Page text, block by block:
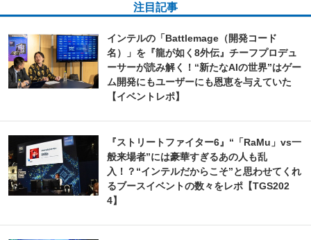
注目記事
インテルの「Battlemage（開発コード
名）」を『龍が如く8外伝』チーフプロデュ
ーサーが読み解く！“新たなAIの世界”はゲー
ム開発にもユーザーにも恩恵を与えていた
【イベントレポ】
『ストリートファイター6』“「RaMu」vs一
般来場者”には豪華すぎるあの人も乱
入！？“インテルだからこそ”と思わせてくれ
るブースイベントの数々をレポ【TGS202
4】